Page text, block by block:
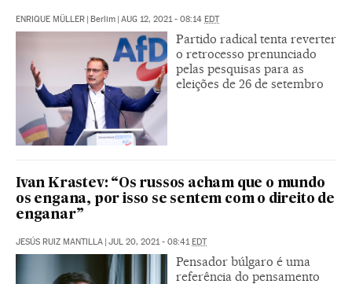
ENRIQUE MÜLLER | Berlim | AUG 12, 2021 - 08:14 EDT
Partido radical tenta reverter
o retrocesso prenunciado
pelas pesquisas para as
eleições de 26 de setembro
Ivan Krastev: “Os russos acham que o mundo
os engana, por isso se sentem com o direito de
enganar”
JESÚS RUIZ MANTILLA | JUL 20, 2021 - 08:41EDT
Pensador búlgaro é uma
referência do pensamento